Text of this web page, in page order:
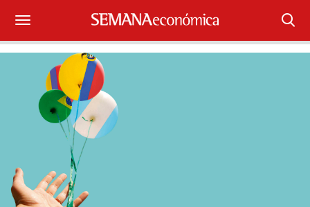
Suscríbase
Iniciar sesión
Portada
¿Qué está pasando?
Sectores y Empresas